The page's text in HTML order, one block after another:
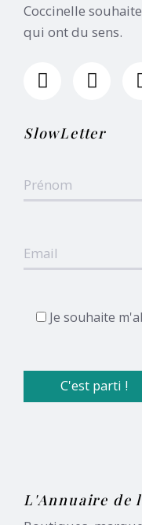
Coccinelle
qui ont du sens.
SlowLetter
Je souhaite
L'Annuaire de